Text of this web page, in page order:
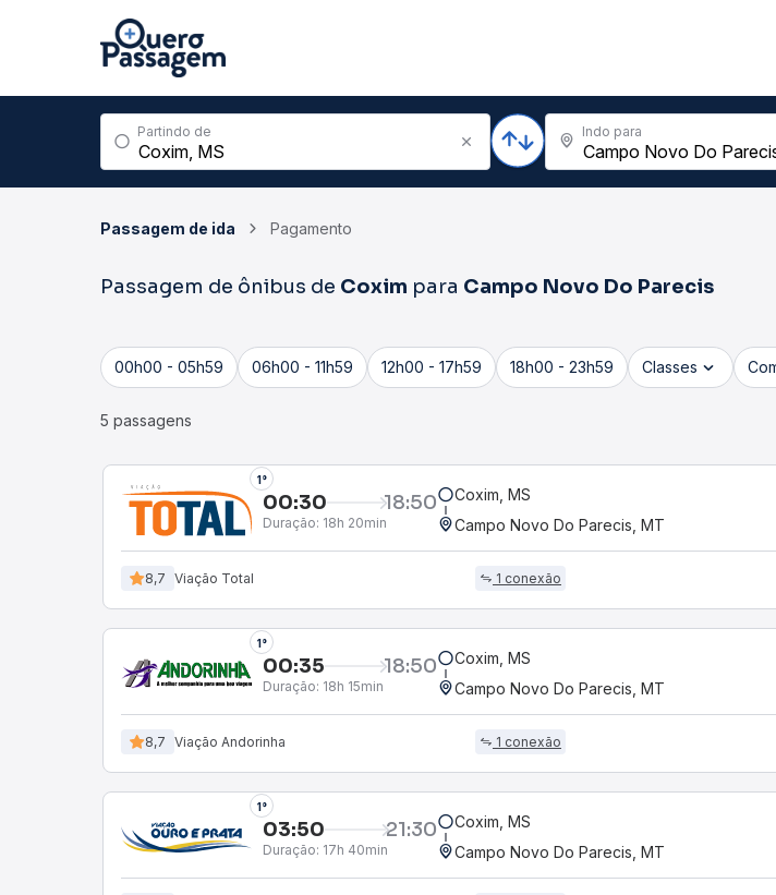
Partindo de Indo para
Passagem de ida Pagamento
Passagem de ônibus de Coxim para Campo Novo Do Parecis
00h00 - 05h59 06h00 - 11h59 12h00 - 17h59 18h00 - 23h59 Classes
5 passagens
1°
00:30 18:50
Duração: 18h 20min
Coxim, MS
Campo Novo Do Parecis, MT
8,7 Viação Total 1 conexão
1°
00:35 18:50
Duração: 18h 15min
Coxim, MS
Campo Novo Do Parecis, MT
8,7 Viação Andorinha 1 conexão
1°
03:50 21:30
Duração: 17h 40min
Coxim, MS
Campo Novo Do Parecis, MT